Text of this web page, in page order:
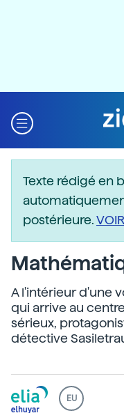
Texte rédigé en
postérieure.
A l'intérieur d'une
qui arrive au
sérieux,
détective
EU